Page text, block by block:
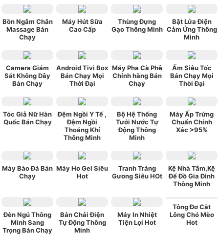
Bồn Ngâm Chân
Massage Bán
Chạy
Máy Hút Sữa
Cao Cấp
Thùng Đựng
Gạo Thông Minh
Bật Lửa Điện
Cảm Ứng Thông
Minh
Camera Giám
Sát Không Dây
Bán Chạy
Android Tivi Box
Bán Chạy Mọi
Thời Đại
Máy Pha Cà Phê
Chính hãng Bán
Chạy
Ấm Siêu Tốc
Bán Chạy Mọi
Thời Đại
Tóc Giả Nữ Hàn
Quốc Bán Chạy
Đệm Ngồi Y Tế ,
Đệm Ngồi
Thoáng Khí
Thông Minh
Bộ Hệ Thống
Tưới Nước Tự
Động Thông
Minh
Máy Ấp Trứng
Chuẩn Chính
Xác >95%
Máy Bào Đá Bán
Chạy
Máy Hơ Gel Siêu
Hot
Tranh Tráng
Gương Siêu HOt
Kệ Nhà Tắm,Kệ
Để Đồ Gia Đình
Thông Minh
Đèn Ngủ Thông
Minh Sang
Trọng Bán Chạy
Bản Chải Điện
Tự Động Thông
Minh
Máy In Nhiệt
Tiện Lợi Hot
Tông Đơ Cắt
Lông Chó Mèo
Hot